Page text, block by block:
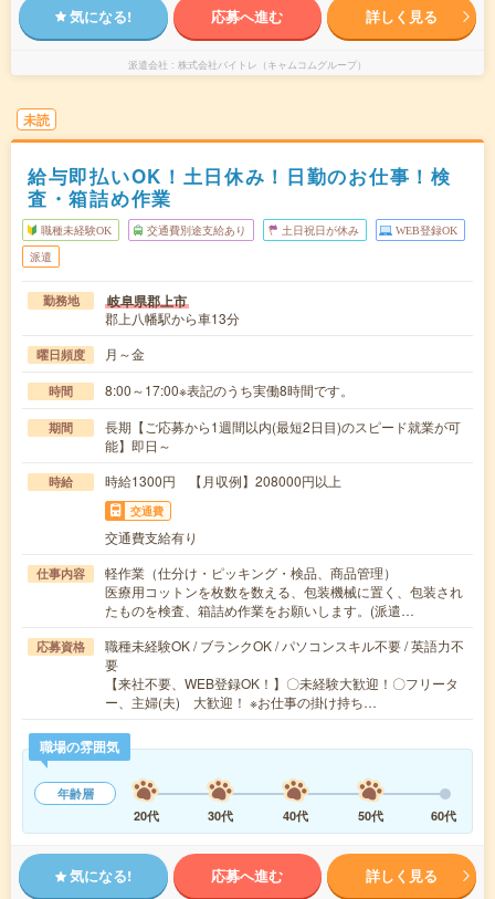
気になる! 応募へ進む 詳しく見る
派遣会社 株式会社バイトレ（キャムコムグループ）
未読
給与即払いOK！土日休み！日勤のお仕事！検
査・箱詰め作業
職種未経験OK 交通費別途支給あり 土日祝日が休み WEB登録OK
派遣
勤務地 岐阜県郡上市
郡上八幡駅から車13分
曜日頻度 月～金
時間 8:00～17:00※表記のうち実働8時間です。
期間
長期【ご応募から1週間以内(最短2日目)のスピード就業が可
能】即日～
時給 時給1300円 【月収例】208000円以上
交通費
交通費支給有り
仕事内容
軽作業（仕分け・ピッキング・検品、商品管理）
医療用コットンを枚数を数える、包装機械に置く、包装され
たものを検査、箱詰め作業をお願いします。(派遣…
応募資格
職種未経験OK / ブランクOK / パソコンスキル不要 / 英語力不
要
【来社不要、WEB登録OK！】〇未経験大歓迎！〇フリータ
ー、主婦(夫) 大歓迎！ ※お仕事の掛け持ち…
職場の雰囲気
年齢層
20代
30代 40代 50代 60代
気になる! 応募へ進む 詳しく見る